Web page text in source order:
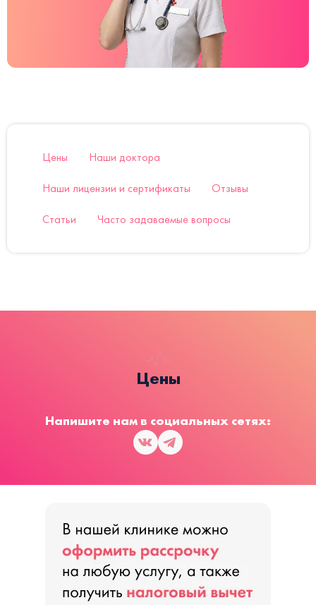
Цены Наши доктора
Наши лицензии и сертификаты Отзывы
Статьи Часто задаваемые вопросы
Цены
Напишите нам в социальных сетях: